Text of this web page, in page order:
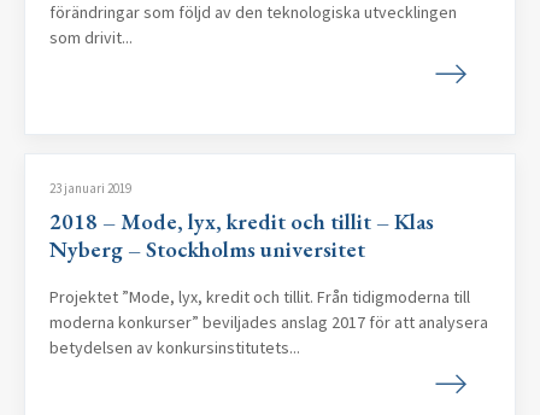
förändringar som följd av den teknologiska utvecklingen
som drivit...
23 januari 2019
2018 – Mode, lyx, kredit och tillit – Klas
Nyberg – Stockholms universitet
Projektet ”Mode, lyx, kredit och tillit. Från tidigmoderna till
moderna konkurser” beviljades anslag 2017 för att analysera
betydelsen av konkursinstitutets...